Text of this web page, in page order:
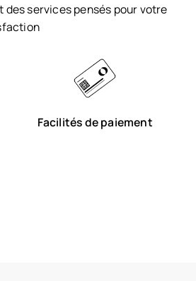
services pensés pour votre
Facilités de paiement